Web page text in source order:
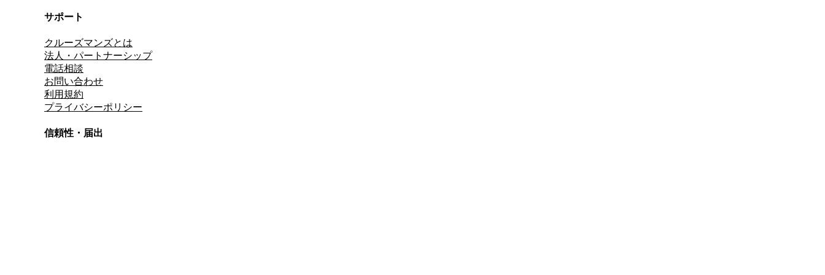
サポート
クルーズマンズとは
法人・パートナーシップ
電話相談
お問い合わせ
利用規約
プライバシーポリシー
信頼性・届出